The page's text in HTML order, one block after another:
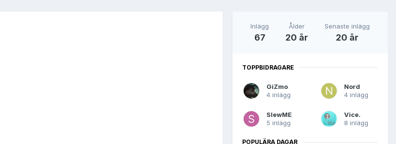
Inlägg
67
Ålder
20 år
Senaste inlägg
20 år
TOPPBIDRAGARE
GiZmo
4 inlägg
Nord
4 inlägg
SlewME
5 inlägg
Vice.
8 inlägg
POPULÄRA DAGAR